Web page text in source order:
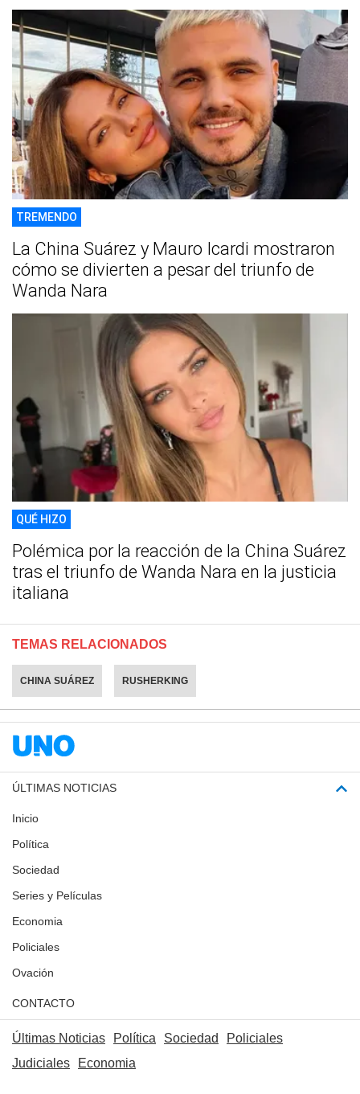
TREMENDO
La China Suárez y Mauro Icardi mostraron
cómo se divierten a pesar del triunfo de
Wanda Nara
QUÉ HIZO
Polémica por la reacción de la China Suárez
tras el triunfo de Wanda Nara en la justicia
italiana
TEMAS RELACIONADOS
CHINA SUÁREZ RUSHERKING
ÚLTIMAS NOTICIAS
Inicio
Política
Sociedad
Series y Películas
Economia
Policiales
Ovación
CONTACTO
Últimas Noticias Política Sociedad
Policiales
Judiciales
Economia